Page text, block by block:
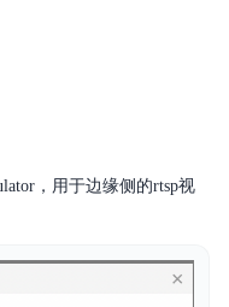
，用于边缘侧的rtsp视